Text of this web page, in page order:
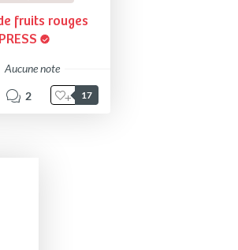
fruits rouges
Aucune note
2 17